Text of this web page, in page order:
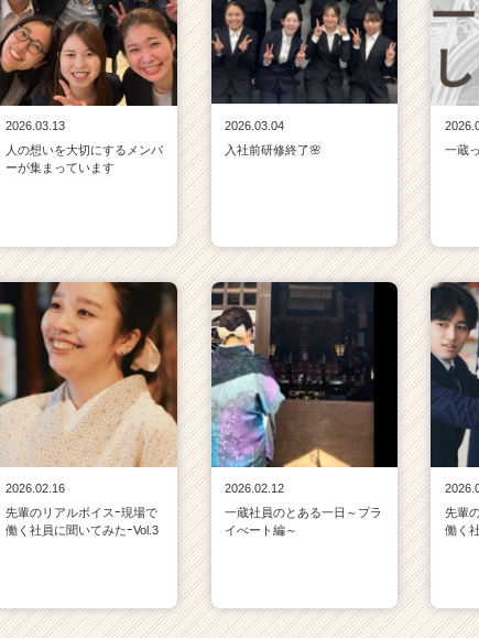
2026.03.13
人の想いを大切にするメンバ
ーが集まっています
2026.03.04
入社前研修終了🌸
一蔵
2026.02.16
先輩のリアルボイスｰ現場で
働く社員に聞いてみたｰVol.3
2026.02.12
一蔵社員のとある一日～プラ
イべート編～
先輩
働く